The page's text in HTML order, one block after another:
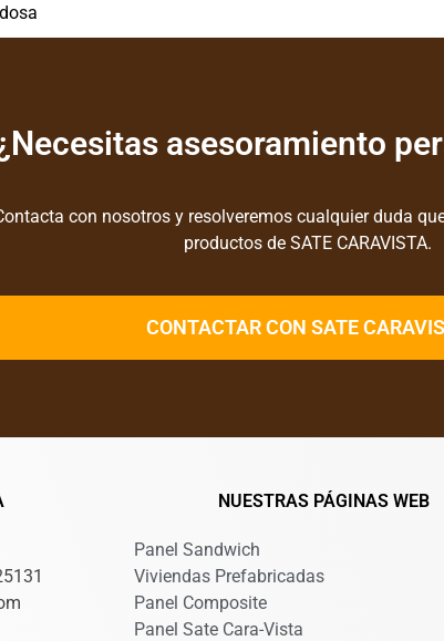
asesoramiento
con nosotros y resolveremos cualquier duda
productos de SATE CARAVISTA.
CONTACTAR CON SATE
NUESTRAS PÁGINAS WEB
Panel Sandwich
Viviendas Prefabricadas
Panel Composite
Panel Sate Cara-Vista